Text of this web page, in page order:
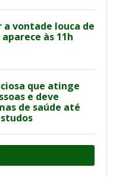
vontade louca de
às 11h
que atinge
e deve
de saúde até